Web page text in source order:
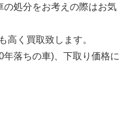
処分をお考えの際はお気
高く買取致します。
落ちの車)、下取り価格に